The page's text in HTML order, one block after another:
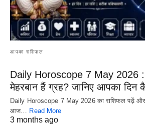
आपका राशिफल
Daily Horoscope 7 May 2026
मेहरबान हैं ग्रह? जानिए आपका दिन
Daily Horoscope 7 May 2026 का राशिफल पढ़ें
आज…
Read More
3 months ago